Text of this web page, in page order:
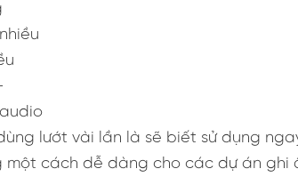
lướt vài lần là sẽ biết sử dụng
cách dễ dàng cho các dự án ghi